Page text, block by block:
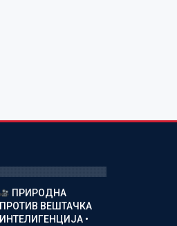
ПРИРОДНА
ПРОТИВ ВЕШТАЧКА
ИНТЕЛИГЕНЦИЈА •